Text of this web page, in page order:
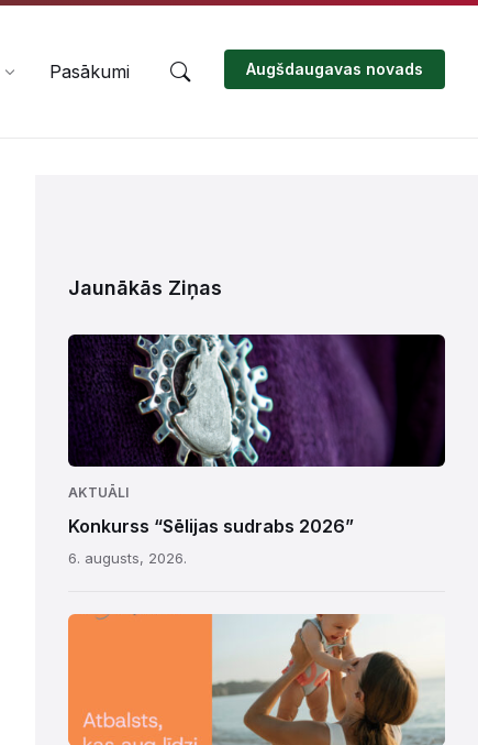
Pasākumi Augšdaugavas novads
Jaunākās Ziņas
AKTUĀLI
Konkurss “Sēlijas sudrabs 2026”
6. augusts, 2026.